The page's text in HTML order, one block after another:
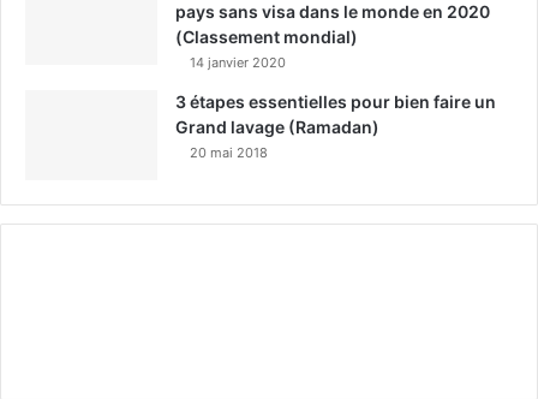
pays sans visa dans le monde en 2020
(Classement mondial)
14 janvier 2020
3 étapes essentielles pour bien faire un
Grand lavage (Ramadan)
20 mai 2018